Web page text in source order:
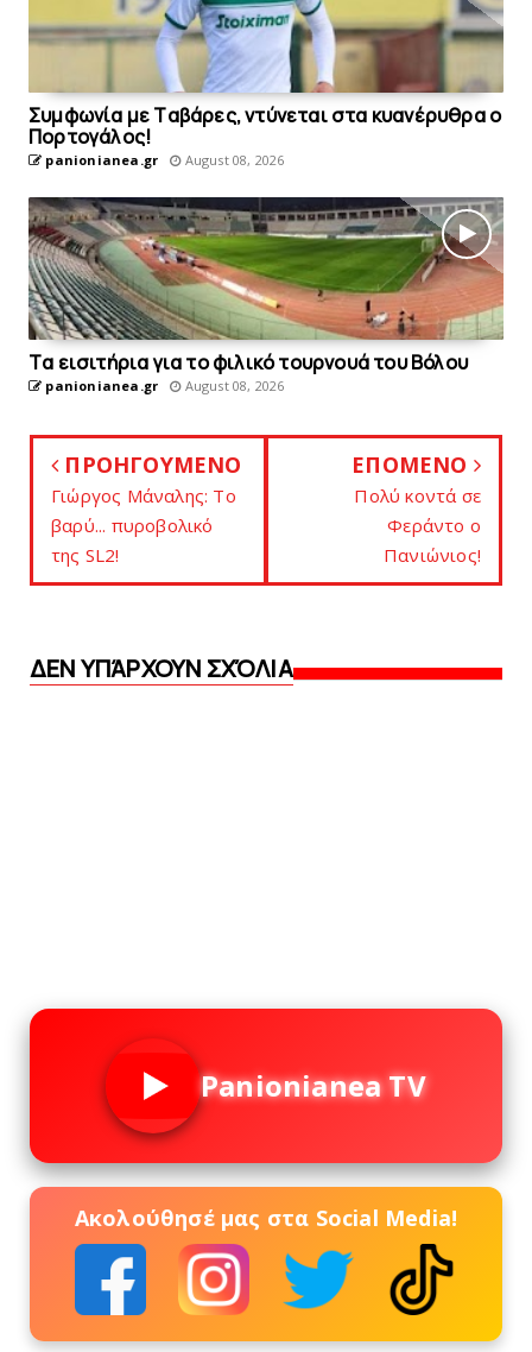
Συμφωνία με Tαβάρες, ντύνεται στα κυανέρυθρα ο
Πορτογάλος!
panionianea.gr August 08, 2026
Tα εισιτήρια για το φιλικό τουρνουά του Bόλου
panionianea.gr August 08, 2026
ΠΡΟΗΓΟΥΜΕΝΟ
Γιώργος Μάναλης: Το
βαρύ... πυροβολικό
της SL2!
ΕΠΟΜΕΝΟ
Πoλύ κoντά σε
Φεράντο ο
Πανιώνιος!
ΔΕΝ ΥΠΆΡΧΟΥΝ ΣΧΌΛΙΑ
Panionianea TV
Ακολούθησέ μας στα Social Media!